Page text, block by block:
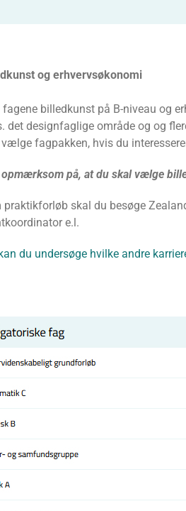
og erhvervsøkonomi
fagene billedkunst på B-niveau og
det designfaglige område og og
fagpakken, hvis du
på, at du skal vælge
praktikforløb skal du besøge
e.l.
du undersøge hvilke andre